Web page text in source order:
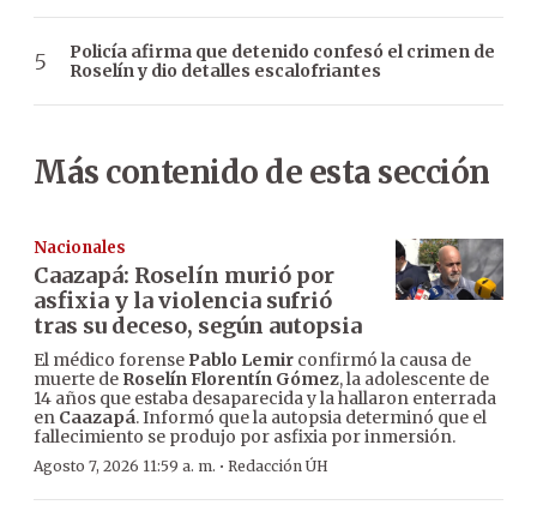
Policía afirma que detenido confesó el crimen de
Roselín y dio detalles escalofriantes
Más contenido de esta sección
Nacionales
Caazapá: Roselín murió por
asfixia y la violencia sufrió
tras su deceso, según autopsia
El médico forense Pablo Lemir confirmó la causa de
muerte de Roselín Florentín Gómez, la adolescente de
14 años que estaba desaparecida y la hallaron enterrada
en Caazapá. Informó que la autopsia determinó que el
fallecimiento se produjo por asfixia por inmersión.
Agosto 7, 2026 11:59 a. m. · Redacción ÚH